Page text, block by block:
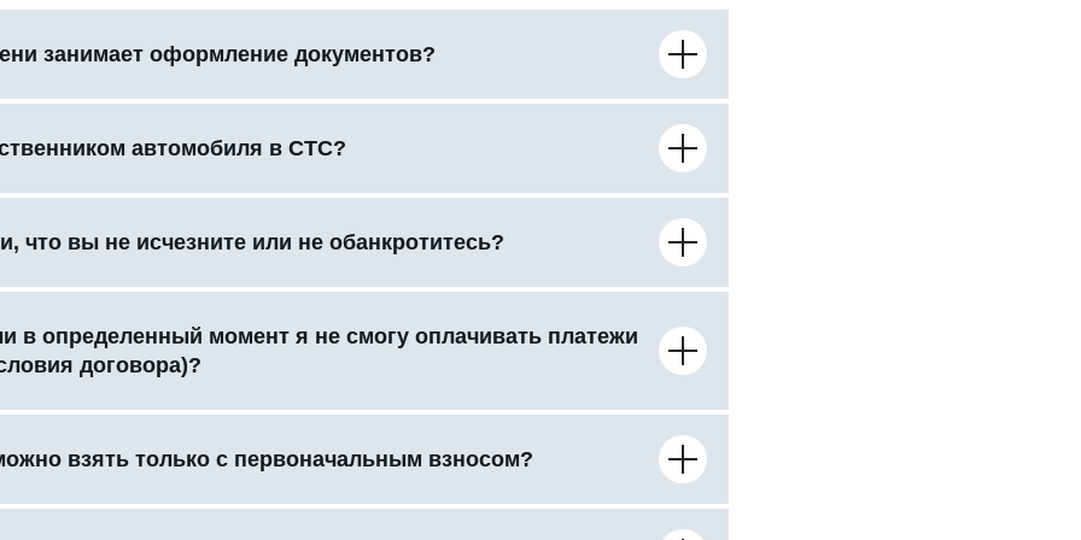
занимает оформление документов?
автомобиля в СТС?
что вы не исчезните или не обанкротитесь?
в определенный момент я не смогу оплачивать платежи
договора)?
взять только с первоначальным взносом?